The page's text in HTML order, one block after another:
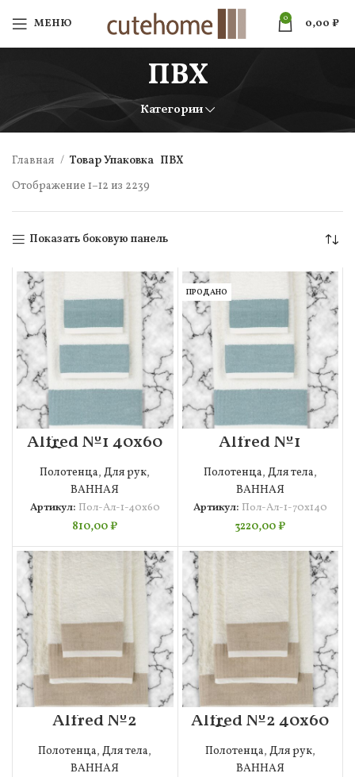
МЕНЮ 0 0,00 ₽
ПВХ
Категории
Главная Товар Упаковка ПВХ
Отображение 1–12 из 2239
Показать боковую панель
Alfred №1 40х60
Полотенце
Махровое
Полотенца,Для рук,
ВАННАЯ
Артикул: Пол-Ал-1-40х60
810,00₽
ПРОДАНО
Alfred №1
70х140
Полотенце
Махровое
Полотенца, Для тела,
ВАННАЯ
Артикул: Пол-Ал-1-70х140
3220,00₽
Alfred №2
100х150
Полотенце
Махровое
Полотенца,Для тела,
ВАННАЯ
Alfred №2 40х60
Полотенце
Махровое
Полотенца, Для рук,
ВАННАЯ